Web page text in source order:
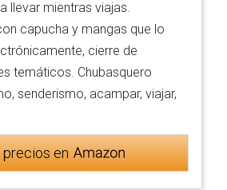
llevar mientras viajas.
capucha y mangas que lo
cierre de
temáticos. Chubasquero
senderismo, acampar, viajar,
en